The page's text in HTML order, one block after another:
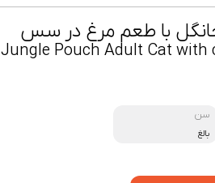
جانگل با طعم مرغ در سس
Jungle Pouch Adult Cat with
سن
بالغ